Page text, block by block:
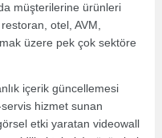
müşterilerine ürünleri
otel, AVM,
üzere pek çok sektöre
içerik güncellemesi
hizmet sunan
etki yaratan videowall